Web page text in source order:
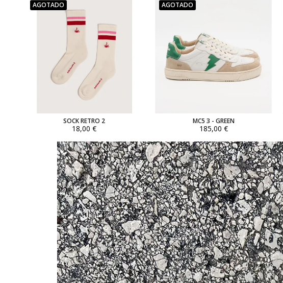
AGOTADO
SOCK RETRO 2
18,00 €
AGOTADO
MC5 3 - GREEN
185,00 €